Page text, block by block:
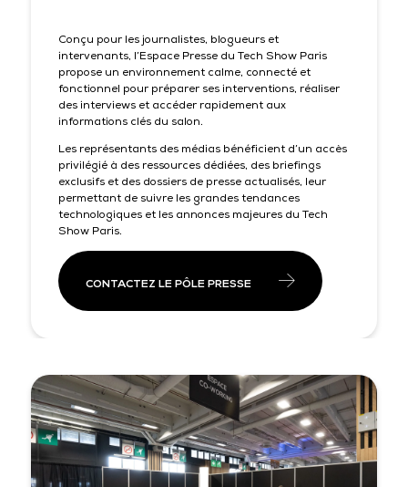
Conçu pour les journalistes, blogueurs et
intervenants, l’Espace Presse du Tech Show Paris
propose un environnement calme, connecté et
fonctionnel pour préparer ses interventions, réaliser
des interviews et accéder rapidement aux
informations clés du salon.
Les représentants des médias bénéficient d’un accès
privilégié à des ressources dédiées, des briefings
exclusifs et des dossiers de presse actualisés, leur
permettant de suivre les grandes tendances
technologiques et les annonces majeures du Tech
Show Paris.
CONTACTEZ LE PÔLE PRESSE